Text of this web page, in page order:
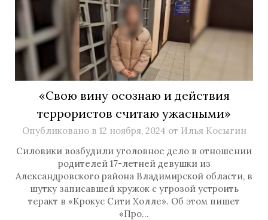
«Свою вину осознаю и действия
террористов считаю ужасными»
Опубликовано в 12 ноября, 2024 от Илья Косыгин
Силовики возбудили уголовное дело в отношении
родителей 17-летней девушки из
Александровского района Владимирской области, в
шутку записавшей кружок с угрозой устроить
теракт в «Крокус Сити Холле». Об этом пишет
«Про…